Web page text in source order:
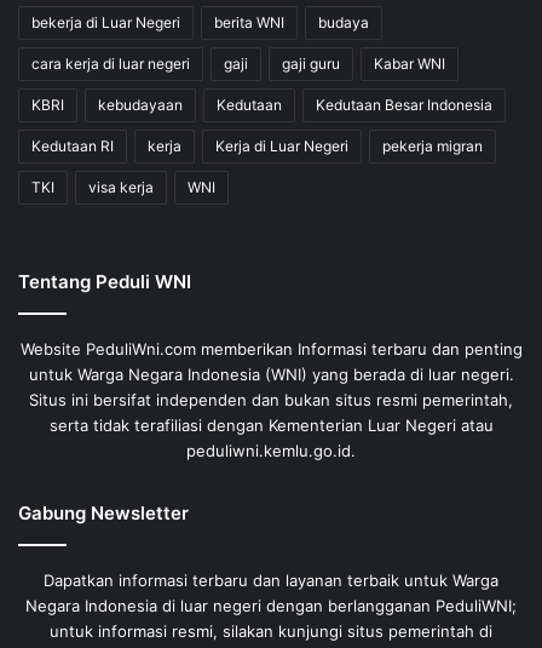
bekerja di Luar Negeri berita WNI budaya
cara kerja di luar negeri gaji gaji guru Kabar WNI
KBRI kebudayaan Kedutaan Kedutaan Besar Indonesia
Kedutaan RI kerja Kerja di Luar Negeri pekerja migran
TKI visa kerja WNI
Tentang Peduli WNI
Website PeduliWni.com memberikan Informasi terbaru dan penting
untuk Warga Negara Indonesia (WNI) yang berada di luar negeri.
Situs ini bersifat independen dan bukan situs resmi pemerintah,
serta tidak terafiliasi dengan Kementerian Luar Negeri atau
peduliwni.kemlu.go.id.
Gabung Newsletter
Dapatkan informasi terbaru dan layanan terbaik untuk Warga
Negara Indonesia di luar negeri dengan berlangganan PeduliWNI;
untuk informasi resmi, silakan kunjungi situs pemerintah di